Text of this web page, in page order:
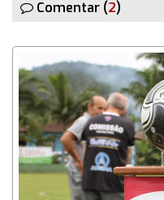
Comentar (2)